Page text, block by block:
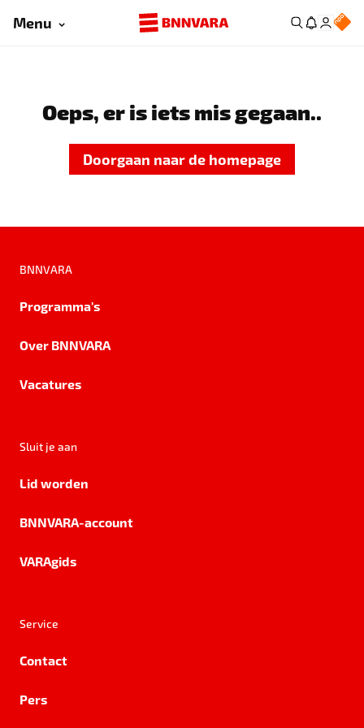
Menu
Oeps, er is iets mis gegaan..
Doorgaan naar de homepage
BNNVARA
Programma's
Over BNNVARA
Vacatures
Sluit je aan
Lid worden
BNNVARA-account
VARAgids
Service
Contact
Pers